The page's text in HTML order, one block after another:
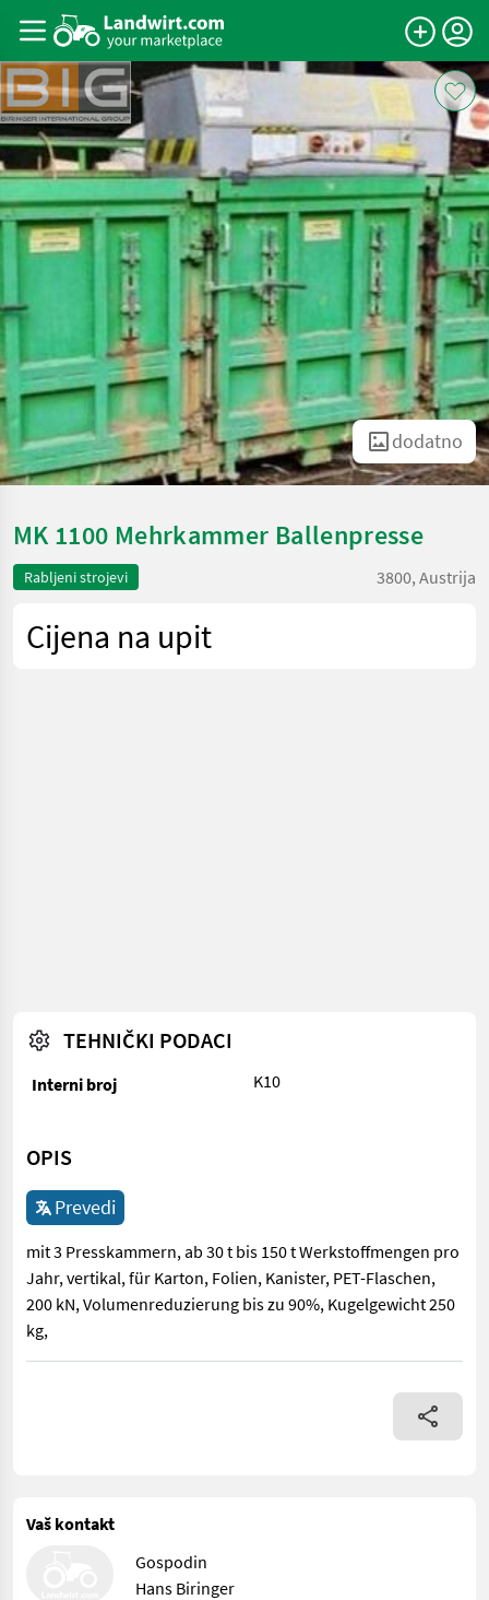
dodatno
MK 1100 Mehrkammer Ballenpresse
Rabljeni strojevi 3800, Austrija
Cijena na upit
TEHNIČKI PODACI
Interni broj K10
OPIS
Prevedi
mit 3 Presskammern, ab 30 t bis 150 t Werkstoffmengen pro
Jahr, vertikal, für Karton, Folien, Kanister, PET-Flaschen,
200 kN, Volumenreduzierung bis zu 90%, Kugelgewicht 250
kg,
mit 3 Presskammern, ab 30 t bis 150 t Werkstoffmengen pro
Vaš kontakt
Gospodin
Hans Biringer